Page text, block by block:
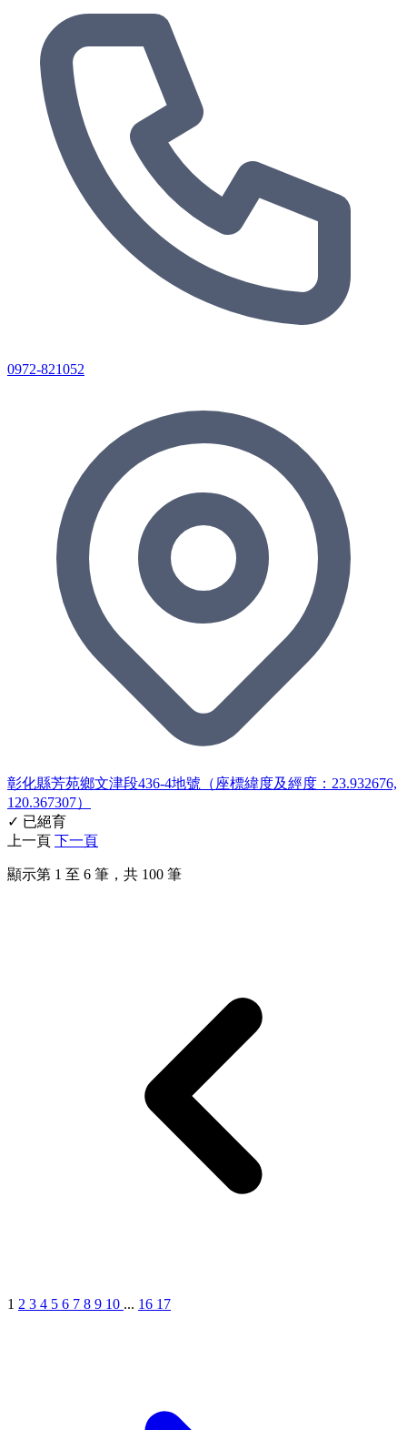
0972-821052
彰化縣芳苑鄉文津段436-4地號（座標緯度及經度：23.932676,
120.367307）
✓ 已絕育
上一頁 下一頁
顯示第 1 至 6 筆，共 100 筆
1 2 3 4 5 6 7 8 9 10 ... 16 17